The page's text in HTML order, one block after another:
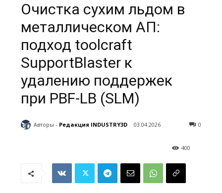
Очистка сухим льдом в
металлическом АП:
подход toolcraft
SupportBlaster к
удалению поддержек
при PBF-LB (SLM)
Авторы - Редакция INDUSTRY3D 03.04.2026 0
400